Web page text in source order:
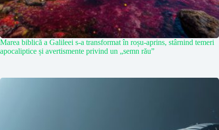
Marea biblică a Galileei s-a transformat în roșu-aprins, stârnind temeri
apocaliptice și avertismente privind un „semn rău”